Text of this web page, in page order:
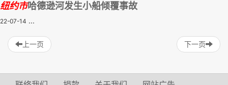
纽约市哈德逊河发生小船倾覆事故
22-07-14 ...
上一页 下一页